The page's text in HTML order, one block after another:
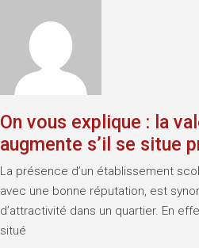
On vous explique : la
augmente s’il se situe
La présence d’un établissement
avec une bonne réputation, est
d’attractivité dans un quartier. En
situé